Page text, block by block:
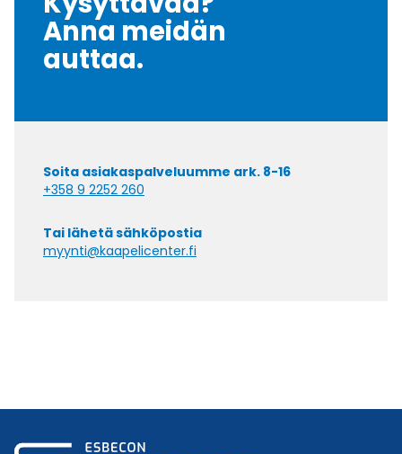
Anna meidän
auttaa.
Soita asiakaspalveluumme ark. 8-16
+358 9 2252 260
Tai lähetä sähköpostia
myynti@kaapelicenter.fi